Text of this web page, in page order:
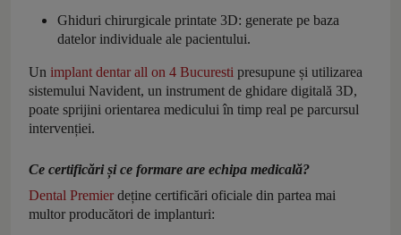
Ghiduri chirurgicale printate 3D: generate pe baza
datelor individuale ale pacientului.
Un implant dentar all on 4 Bucuresti presupune și utilizarea
sistemului Navident, un instrument de ghidare digitală 3D,
poate sprijini orientarea medicului în timp real pe parcursul
intervenției.
Ce certificări și ce formare are echipa medicală?
Dental Premier deține certificări oficiale din partea mai
multor producători de implanturi: